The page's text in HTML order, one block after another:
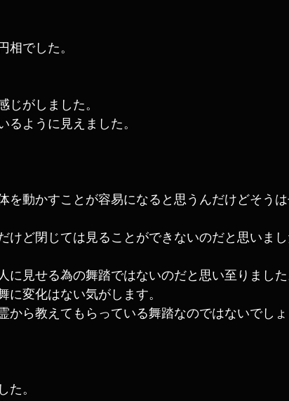
相でした。
じがしました。
るように見えました。
を動かすことが容易になると思うんだけどそう
けど閉じては見ることができないのだと思いま
に見せる為の舞踏ではないのだと思い至りまし
に変化はない気がします。
から教えてもらっている舞踏なのではないでし
た。